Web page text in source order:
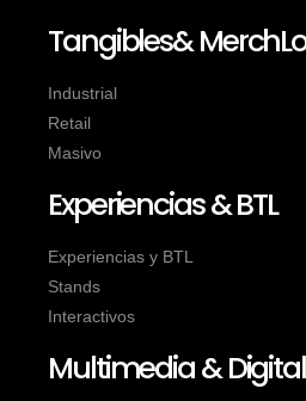
Tangibles&
Industrial
Retail
Masivo
Experiencias & BTL
Experiencias y BTL
Stands
Interactivos
Multimedia &